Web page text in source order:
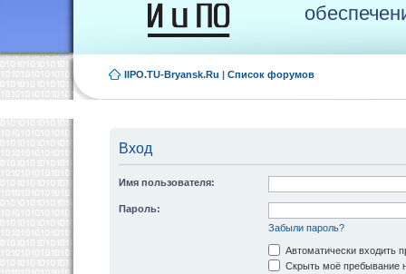
IIPO.TU-Bryansk.Ru | Список форумов
Вход
Имя пользователя:
Пароль:
Забыли пароль?
Автоматически входить
Скрыть моё пребывание